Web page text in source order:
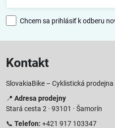
Chcem sa prihlásiť k odberu
Kontakt
SlovakiaBike – Cyklistická prodejna
📍 Adresa prodejny
Stará cesta 2 · 93101 · Šamorín
📞 Telefon: +421 917 103347